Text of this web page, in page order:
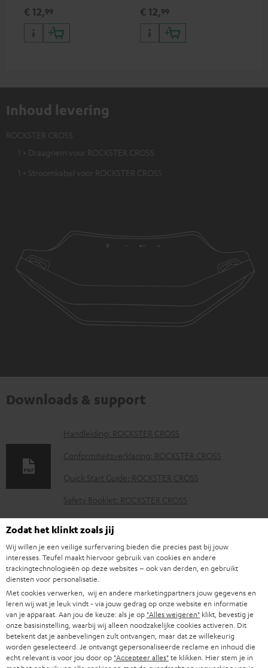
€ 12,99 € 12,99
Inhoud levering
ROCKSTER CROSS
1 × Draagriem voor ROCKSTER CROSS
1 × Stroomkabel voor ROCKSTER CROSS
Downloads & support
D
o
n
l
o
a
d
d
o
c
u
m
Handleiding: ROCKSTER CROSS
Conformiteitsverklaring: ROCKSTER CROSS
Quick Start Guide: ROCKSTER CROSS
Safety Booklet: ROCKSTER CROSS
G
a
r
a
n
t
i
Wettelijke garantie
A
u
d
Audiolexicon: technische begrippen snel uitgelegd
Zodat het klinkt zoals jij
Wij willen je een veilige surfervaring bieden die precies past bij jouw
interesses. Teufel maakt hiervoor gebruik van cookies en andere
trackingtechnologieën op deze websites – ook van derden, en gebruikt
diensten voor personalisatie.
Met cookies verwerken, wij en andere marketingpartners jouw gegevens en
leren wij wat je leuk vindt - via jouw gedrag op onze website en informatie
van je apparaat. Aan jou de keuze: als je op "Alles weigeren" klikt, bevestig je
onze basisinstelling, waarbij wij alleen noodzakelijke cookies activeren. Dit
betekent dat je aanbevelingen zult ontvangen, maar dat ze willekeurig
worden geselecteerd. Je ontvangt gepersonaliseerde reclame en inhoud die
echt relevant is voor jou door op "Accepteer alles"te klikken. Hier stem je in